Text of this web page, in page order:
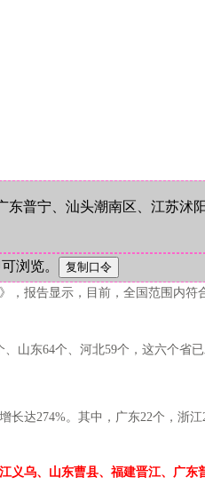
普宁、汕头潮南区、江苏沭
浏览。
报告显示，目前，全国范围内符
东64个、河北59个，这六个省已
274%。其中，广东22个，浙江
义乌、山东曹县、福建晋江、广东